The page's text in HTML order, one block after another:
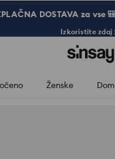
DOSTAVA za vse
Izkoristite zdaj
Ženske Dom